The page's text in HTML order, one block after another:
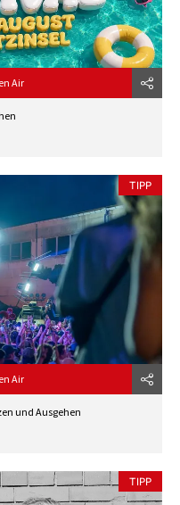
Air
und Ausgehen
TIPP
Air
TIPP